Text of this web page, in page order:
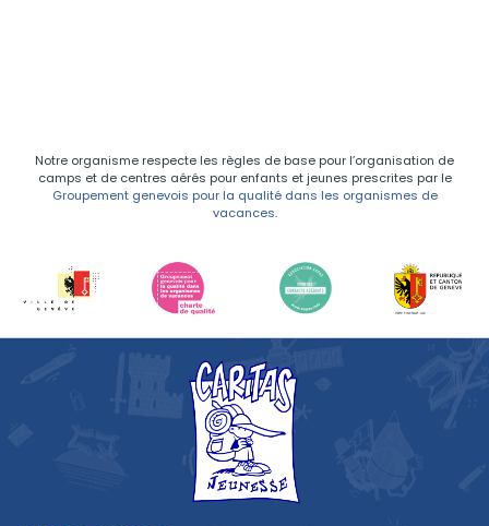
Notre organisme respecte les règles de base pour l’organisation de
camps et de centres aérés pour enfants et jeunes prescrites par le
Groupement genevois pour la qualité dans les organismes de
vacances.